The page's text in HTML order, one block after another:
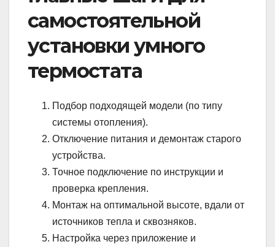
самостоятельной
установки умного
термостата
Подбор подходящей модели (по типу
системы отопления).
Отключение питания и демонтаж старого
устройства.
Точное подключение по инструкции и
проверка крепления.
Монтаж на оптимальной высоте, вдали от
источников тепла и сквозняков.
Настройка через приложение и